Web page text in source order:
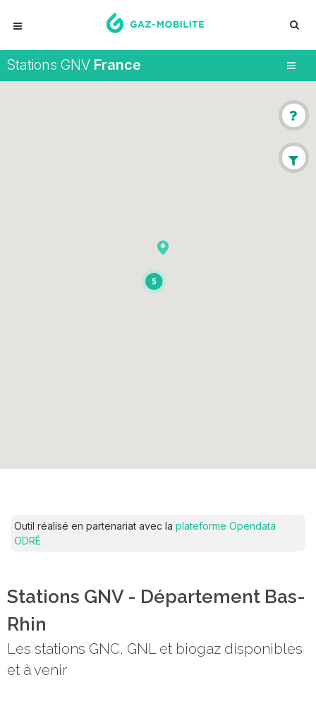
Stations GNV France
5
Outil réalisé en partenariat avec la plateforme Opendata
ODRÉ
Stations GNV - Département Bas-
Rhin
Les stations GNC, GNL et biogaz disponibles
et à venir